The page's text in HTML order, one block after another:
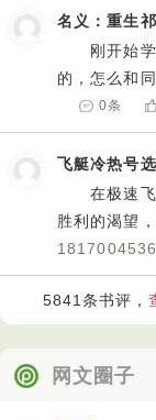
套精心打造
的世界中披
精准分析，
在极速飞
孤立存在的
集大量的历
们能够挖掘
定胜负的关键
终的结果。
名义：重生
刚开始学
的，怎么和
0条
飞艇冷热号
在极速飞
胜利的渴望
尘，收获丰
才能提高胜
套精心打造
在极速飞艇
5841条书评，
网文圈子